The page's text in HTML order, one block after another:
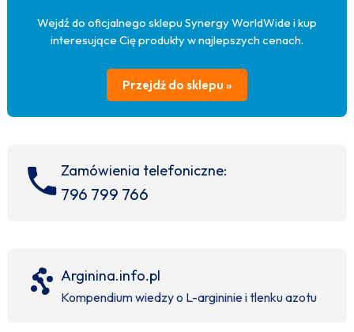
Wejdź do oficjalnego sklepu Synergy WorldWide i kup
interesujące Cię produkty w najlepszych cenach.
Przejdź do sklepu »
Zamówienia telefoniczne:
796 799 766
Arginina.info.pl
Kompendium wiedzy o L-argininie i tlenku azotu